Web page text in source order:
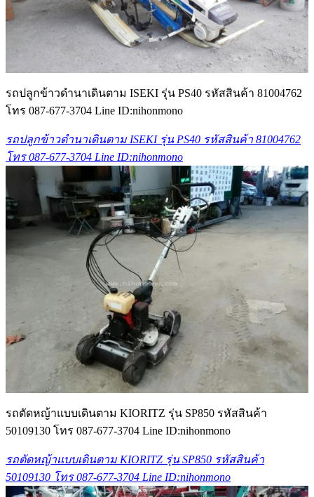
รถปลูกข้าวดำนาเดินตาม ISEKI รุ่น PS40 รหัสสินค้า 81004762
โทร 087-677-3704 Line ID:nihonmono
รถปลูกข้าวดำนาเดินตาม ISEKI รุ่น PS40 รหัสสินค้า 81004762
โทร 087-677-3704 Line ID:nihonmono
รถตัดหญ้าแบบเดินตาม KIORITZ รุ่น SP850 รหัสสินค้า
50109130 โทร 087-677-3704 Line ID:nihonmono
รถตัดหญ้าแบบเดินตาม KIORITZ รุ่น SP850 รหัสสินค้า
50109130 โทร 087-677-3704 Line ID:nihonmono